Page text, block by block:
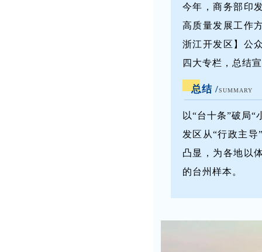
今年，商务部印
高质量发展工作
浙江开发区】公
四大专栏，总结
总结 /SUMMARY
以“台十条”破局
发区从“行政主导
凸显，为各地以
的台州样本。